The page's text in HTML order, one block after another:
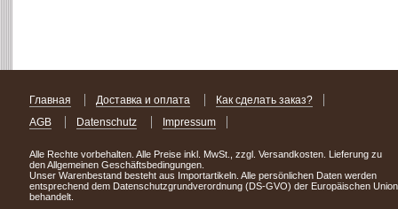
Главная Доставка и оплата
Как сделать заказ?
AGB
Datenschutz Impressum
Alle Rechte vorbehalten. Alle Preise inkl. MwSt., zzgl. Versandkosten. Lieferung zu
den Allgemeinen Geschäftsbedingungen.
Unser Warenbestand besteht aus Importartikeln. Alle persönlichen Daten werden
entsprechend dem Datenschutzgrundverordnung (DS-GVO) der Europäischen Union
behandelt.